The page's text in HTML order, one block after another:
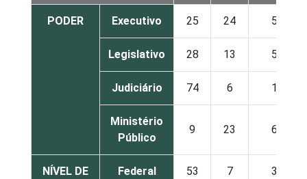
PODER Executivo 25 24 50
Legislativo 28 13 56
Judiciário 74 6 17
Ministério
Público
9 23 64
NÍVEL DE
Federal 53 7 38